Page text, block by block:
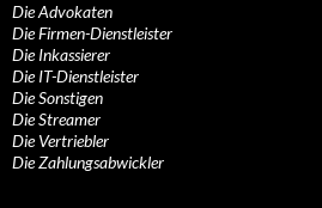
Die Advokaten
Die Firmen-Dienstleister
Die Inkassierer
Die IT-Dienstleister
Die Sonstigen
Die Streamer
Die Vertriebler
Die Zahlungsabwickler